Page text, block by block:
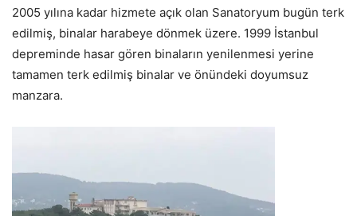
2005 yılına kadar hizmete açık olan Sanatoryum bugün terk
edilmiş, binalar harabeye dönmek üzere. 1999 İstanbul
depreminde hasar gören binaların yenilenmesi yerine
tamamen terk edilmiş binalar ve önündeki doyumsuz
manzara.